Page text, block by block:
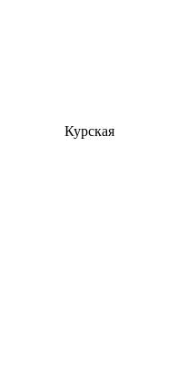
Курская